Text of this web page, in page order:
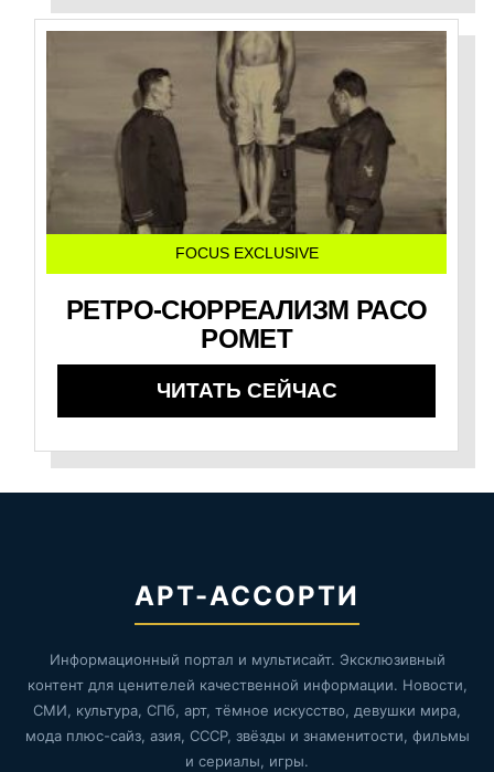
FOCUS EXCLUSIVE
РЕТРО-СЮРРЕАЛИЗМ PACO
POMET
ЧИТАТЬ СЕЙЧАС
АРТ-АССОРТИ
Информационный портал и мультисайт. Эксклюзивный
контент для ценителей качественной информации. Новости,
СМИ, культура, СПб, арт, тёмное искусство, девушки мира,
мода плюс-сайз, азия, СССР, звёзды и знаменитости, фильмы
и сериалы, игры.